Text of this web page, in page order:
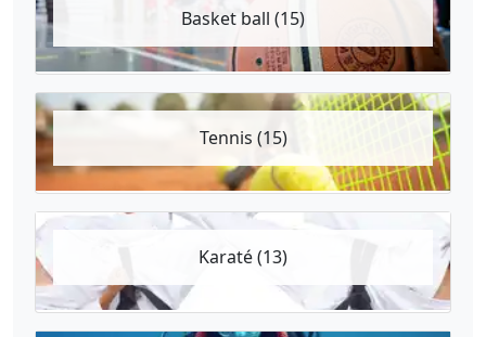
Basket ball (15)
Tennis (15)
Karaté (13)